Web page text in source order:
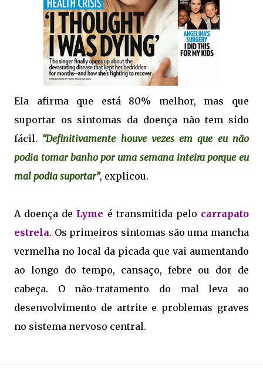
Ela afirma que está 80% melhor, mas que
suportar os sintomas da doença não tem sido
fácil. “Definitivamente houve vezes em que eu não
podia tomar banho por uma semana inteira porque eu
mal podia suportar”, explicou.
A doença de Lyme é transmitida pelo carrapato
estrela. Os primeiros sintomas são uma mancha
vermelha no local da picada que vai aumentando
ao longo do tempo, cansaço, febre ou dor de
cabeça. O não-tratamento do mal leva ao
desenvolvimento de artrite e problemas graves
no sistema nervoso central.